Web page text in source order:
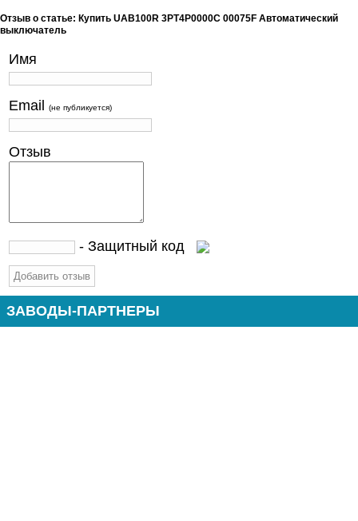
Отзыв о статье: Купить UAB100R 3PT4P0000C 00075F Автоматический
выключатель
Имя
Email (не публикуется)
Отзыв
- Защитный код
ЗАВОДЫ-ПАРТНЕРЫ